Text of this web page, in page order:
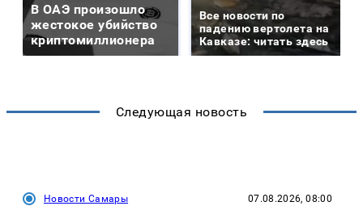
В ОАЭ произошло
жестокое убийство
криптомиллионера
Все новости по
падению вертолета на
Кавказе: читать здесь
Следующая новость
Новости Самары 07.08.2026, 08:00